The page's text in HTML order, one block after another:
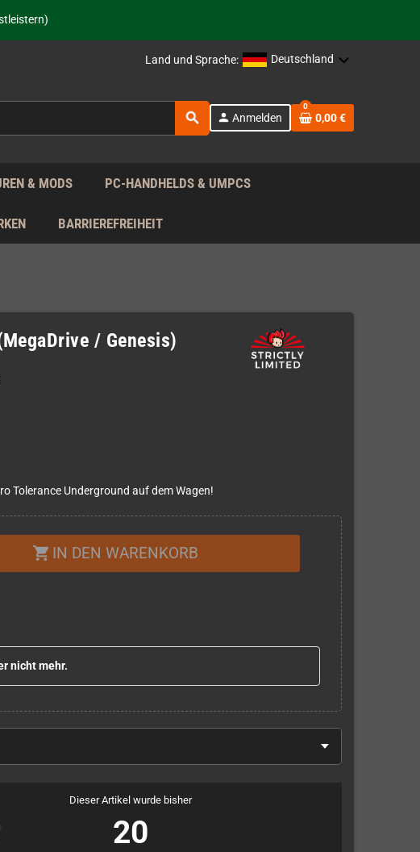
der EU!
Land und Sprache: Deutschland
search person Anmelden
0
0,00 €
& MODS PC-HANDHELDS & UMPCS
BARRIEREFREIHEIT
/ Genesis)
Tolerance Underground auf dem Wagen!
shopping_cart IN DEN WARENKORB
nicht mehr.
Dieser Artikel wurde bisher
20